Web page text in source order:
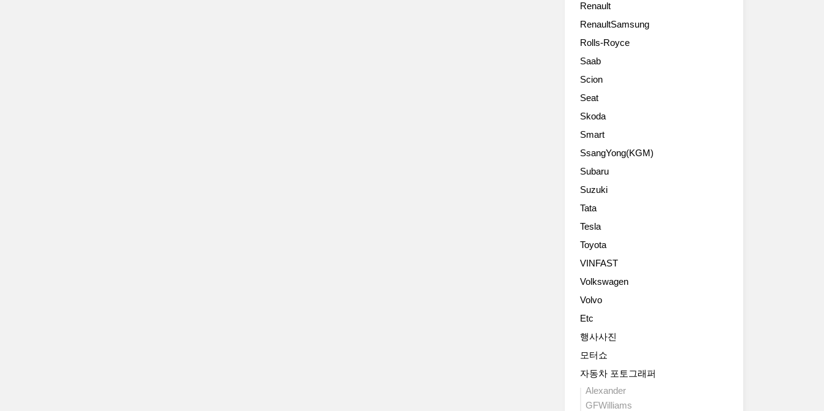
Renault
RenaultSamsung
Rolls-Royce
Saab
Scion
Seat
Skoda
Smart
SsangYong(KGM)
Subaru
Suzuki
Tata
Tesla
Toyota
VINFAST
Volkswagen
Volvo
Etc
행사사진
모터쇼
자동차 포토그래퍼
Alexander
GFWilliams